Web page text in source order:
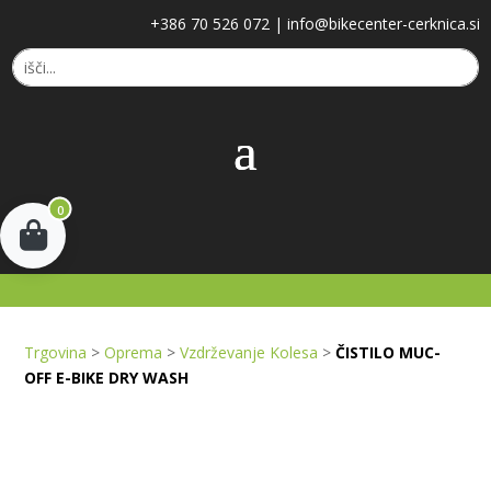
+386 70 526 072 | info@bikecenter-cerknica.si
0
Trgovina >Oprema >Vzdrževanje Kolesa >ČISTILO MUC-
OFF E-BIKE DRY WASH